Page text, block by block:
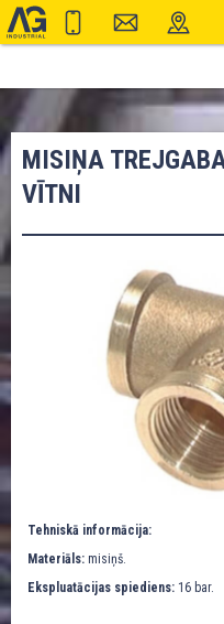
MISIŅA
VĪTNI
Tehniskā informācija:
Materiāls: misiņš.
Ekspluatācijas spiediens: 16 bar.